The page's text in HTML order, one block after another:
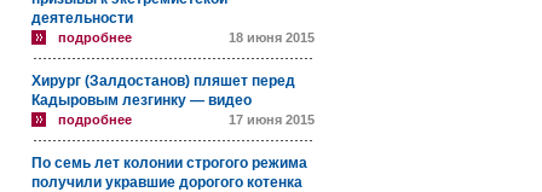
деятельности
подробнее 18 июня 2015
Хирург (Залдостанов) пляшет перед
Кадыровым лезгинку — видео
подробнее 17 июня 2015
По семь лет колонии строгого режима
получили укравшие дорогого котенка